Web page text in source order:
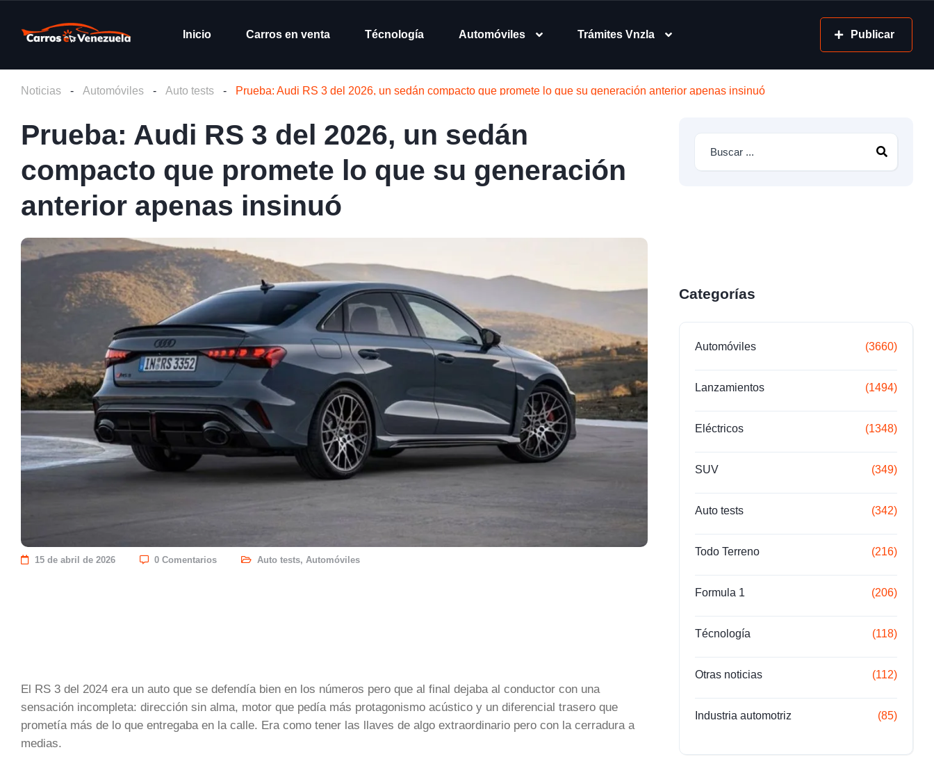
Inicio Carros en venta Técnología Automóviles Trámites Vnzla Publicar
Noticias - Automóviles - Auto tests - Prueba: Audi RS 3 del 2026, un sedán compacto que promete lo que su generación anterior apenas insinuó
Prueba: Audi RS 3 del 2026, un sedán
compacto que promete lo que su generación
anterior apenas insinuó
15 de abril de 2026 0 Comentarios Auto tests, Automóviles
El RS 3 del 2024 era un auto que se defendía bien en los números pero que al final dejaba al conductor con una
sensación incompleta: dirección sin alma, motor que pedía más protagonismo acústico y un diferencial trasero que
prometía más de lo que entregaba en la calle. Era como tener las llaves de algo extraordinario pero con la cerradura a
medias.
Categorías
Automóviles (3660)
Lanzamientos (1494)
Eléctricos (1348)
SUV (349)
Auto tests (342)
Todo Terreno (216)
Formula 1 (206)
Técnología (118)
Otras noticias (112)
Industria automotriz (85)